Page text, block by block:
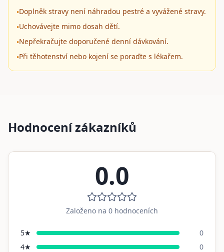
•Doplněk stravy není náhradou pestré a vyvážené stravy.
•Uchovávejte mimo dosah dětí.
•Nepřekračujte doporučené denní dávkování.
•Při těhotenství nebo kojení se poraďte s lékařem.
Hodnocení zákazníků
0.0
Založeno na 0 hodnoceních
5★
0
4★
0